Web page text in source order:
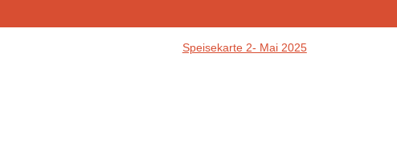
Speisekarte 2- Mai 2025